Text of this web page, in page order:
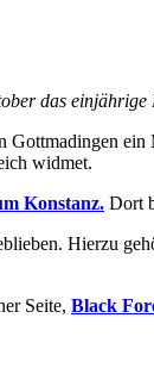
das einjährige
ein
widmet.
Konstanz. Dort
Hierzu
Seite, Black